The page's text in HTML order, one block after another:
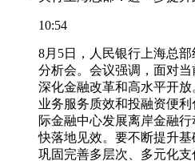
10:54
8月5日，人民银行上海总
分析会。会议强调，面对
深化金融改革和高水平开
业务服务质效和投融资便
际金融中心发展离岸金融
快落地见效。要不断提升
巩固完善多层次、多元化